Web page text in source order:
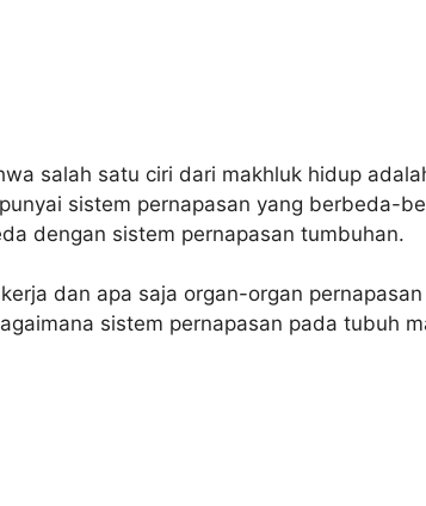
salah satu ciri dari makhluk hidup
sistem pernapasan yang berbeda-
dengan sistem pernapasan tumbuhan.
dan apa saja organ-organ
sistem pernapasan pada tubuh